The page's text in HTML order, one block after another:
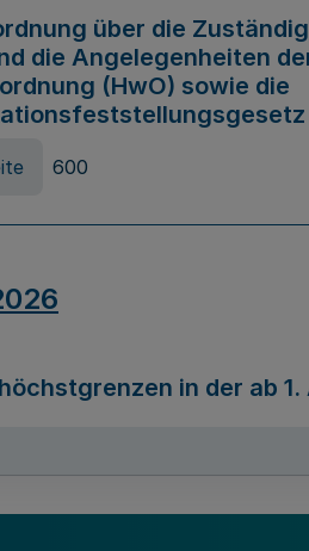
über die
die Angelegenheiten
(HwO) sowie die
600
in der ab 1.